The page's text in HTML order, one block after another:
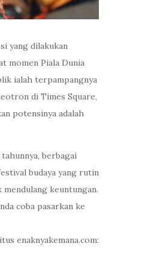
yang dilakukan
momen Piala Dunia
ialah terpampangnya
di Times Square,
potensinya adalah
berbagai
budaya yang rutin
keuntungan.
coba pasarkan ke
enaknyakemana.com: